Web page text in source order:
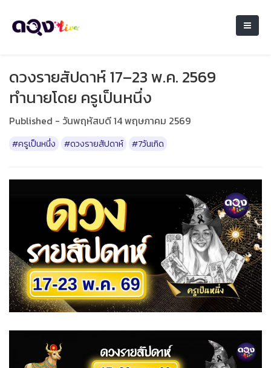
ดวงรายสัปดาห์ 17–23 พ.ค. 2569
ทำนายโดย ครูเป็นหนึ่ง
Published - วันพฤหัสบดี 14 พฤษภาคม 2569
#ครูเป็นหนึ่ง #ดวงรายสัปดาห์ #7วันเกิด